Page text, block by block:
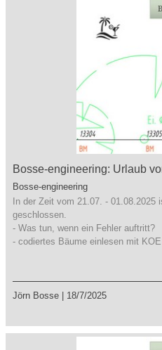
Bosse-engineering: Urlaub
Bosse-engineering
In der Zeit vom 21.07. - 01.08.2025
geschlossen.
- Was tun, wenn ein Fehler auftritt?
- codiertes Bäume einlesen mit KOE
Jörn Bosse
18/7/2025